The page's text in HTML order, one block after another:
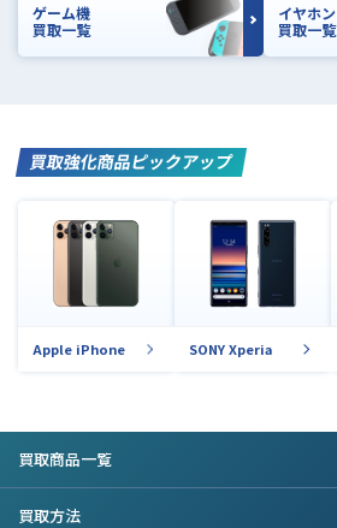
ゲーム機
買取一覧
イヤホン
買取一覧
買取強化商品ピックアップ
Apple iPhone SONY Xperia
買取商品一覧
買取方法